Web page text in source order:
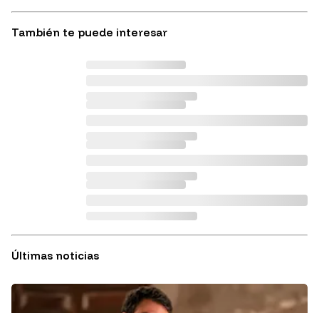
También te puede interesar
Últimas noticias